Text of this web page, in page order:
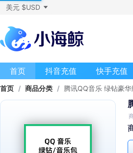
美元 $USD
首页 抖音充值 快手充值
首页 / 商品分类 / 腾讯QQ音乐 绿钻豪